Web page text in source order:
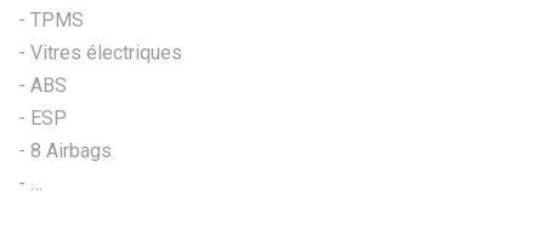
- TPMS
- Vitres électriques
- ABS
- ESP
- 8 Airbags
- …